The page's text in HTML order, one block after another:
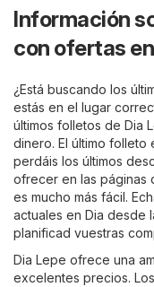
Información
con ofertas
¿Está buscando los
estás en el lugar
últimos folletos de Dia
dinero. El último
perdáis los últimos
ofrecer en las páginas
es mucho más fácil.
actuales en Dia desde
planificad vuestras
Dia Lepe ofrece una
excelentes precios.